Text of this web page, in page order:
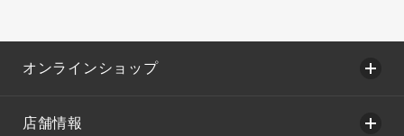
オンラインショップ
店舗情報